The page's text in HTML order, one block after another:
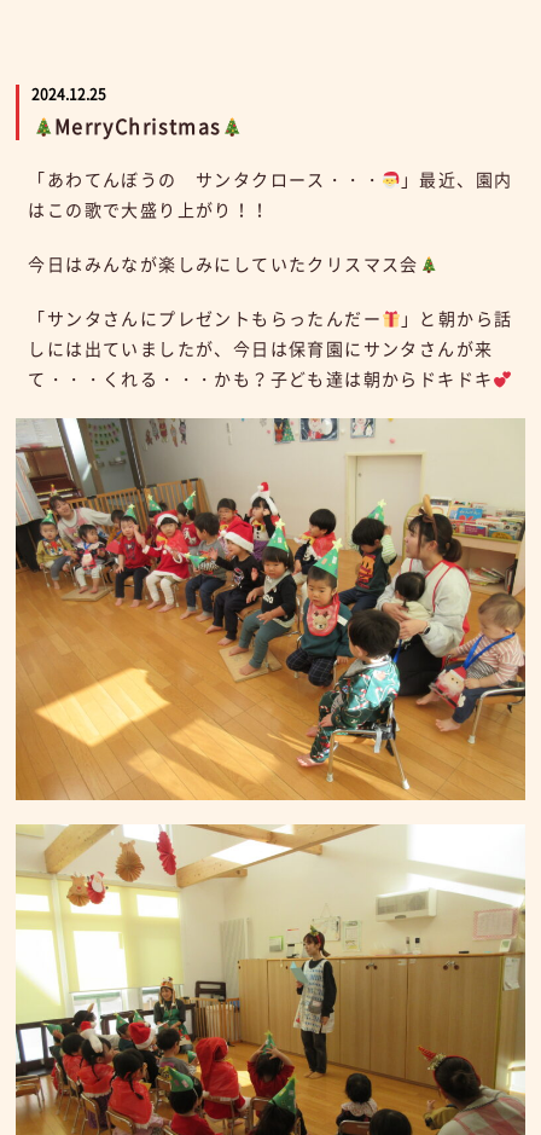
2024.12.25
MerryChristmas
「あわてんぼうの サンタクロース・・・
」最近、園内
はこの歌で大盛り上がり！！
今日はみんなが楽しみにしていたクリスマス会
「サンタさんにプレゼントもらったんだー
」と朝から話
しには出ていましたが、今日は保育園にサンタさんが来
て・・・くれる・・・かも？子ども達は朝からドキドキ